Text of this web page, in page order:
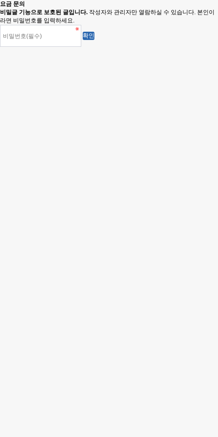
요금 문의
비밀글 기능으로 보호된 글입니다. 작성자와 관리자만 열람하실 수 있습니다. 본인이
라면 비밀번호를 입력하세요.